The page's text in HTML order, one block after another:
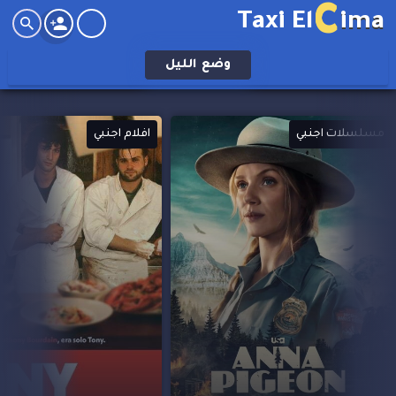
Taxi ElCima
وضع الليل
افلام اجنبي افلام اجنبي